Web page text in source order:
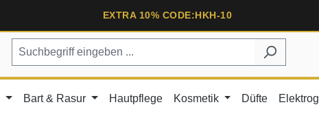
EXTRA 10% CODE:HKH-10
Bart & Rasur Hautpflege Kosmetik Düfte